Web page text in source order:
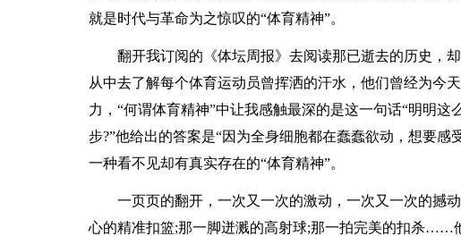
就是时代与革命为之惊叹的“体育精神”。
翻开我订阅的《体坛周报》去阅读那已逝去的历史，
从中去了解每个体育运动员曾挥洒的汗水，他们曾经为今
力，“何谓体育精神”中让我感触最深的是这一句话“明明
步?”他给出的答案是“因为全身细胞都在蠢蠢欲动，想要
一种看不见却有真实存在的“体育精神”。
一页页的翻开，一次又一次的激动，一次又一次的撼
心的精准扣篮;那一脚迸溅的高射球;那一拍完美的扣杀……